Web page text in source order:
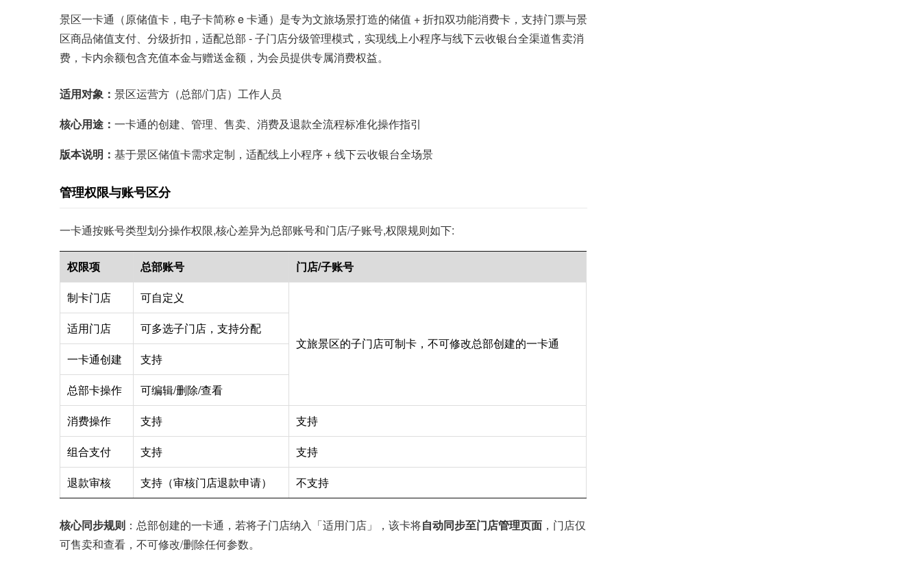
景区一卡通（原储值卡，电子卡简称 e 卡通）是专为文旅场景打造的储值 + 折扣双功能消费卡，支持门票与景
区商品储值支付、分级折扣，适配总部 - 子门店分级管理模式，实现线上小程序与线下云收银台全渠道售卖消
费，卡内余额包含充值本金与赠送金额，为会员提供专属消费权益。
适用对象： 景区运营方（总部/门店）工作人员
核心用途： 一卡通的创建、管理、售卖、消费及退款全流程标准化操作指引
版本说明： 基于景区储值卡需求定制，适配线上小程序 + 线下云收银台全场景
管理权限与账号区分
一卡通按账号类型划分操作权限,核心差异为总部账号和门店/子账号,权限规则如下:
权限项 总部账号
门店/子账号
制卡门店
可自定义
文旅景区的子门店可制卡，不可修改总部创建的一卡通
适用门店
可多选子门店，支持分配
一卡通创建
支持
总部卡操作
可编辑/删除/查看
消费操作
支持
支持
组合支付
支持
支持
退款审核
支持（审核门店退款申请） 不支持
核心同步规则 ：总部创建的一卡通，若将子门店纳入「适用门店」，该卡将自动同步至门店管理页面 ，门店仅
可售卖和查看，不可修改/删除任何参数。